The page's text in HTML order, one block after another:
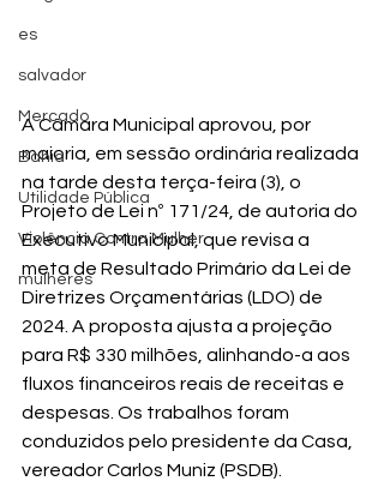
es
salvador
Mercado
Bahia
Utilidade Pública
Violência Contra Mulher
mulheres
A Câmara Municipal aprovou, por
maioria, em sessão ordinária realizada
na tarde desta terça-feira (3), o
Projeto de Lei nº 171/24, de autoria do
Executivo Municipal, que revisa a
meta de Resultado Primário da Lei de
Diretrizes Orçamentárias (LDO) de
2024. A proposta ajusta a projeção
para R$ 330 milhões, alinhando-a aos
fluxos financeiros reais de receitas e
despesas. Os trabalhos foram
conduzidos pelo presidente da Casa,
vereador Carlos Muniz (PSDB).